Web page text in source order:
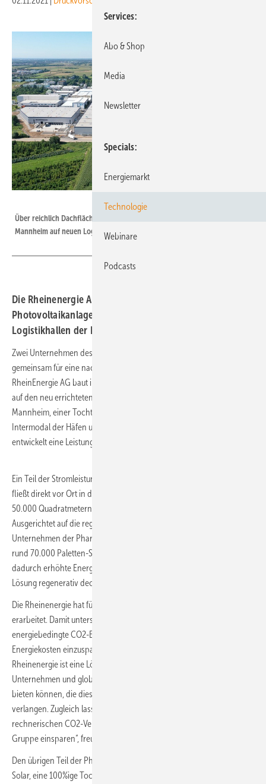
Über reichlich Dachflächen für PV-Aufdachanlagen verfügt Neska nahe
Mannheim auf neuen Logistikhallen.
Die Rheinenergie AG baut ihre bisher größte Aufdach-
Photovoltaikanlage auf den neu errichteten
Logistikhallen der Neska in Ladenburg bei Mannheim.
Zwei Unternehmen des Stadtwerke Köln Konzerns setzen sich
gemeinsam für eine nachhaltige Energieversorgung ein: Die
RheinEnergie AG baut ihre bisher größte Aufdach-Photovoltaikanlage
auf den neu errichteten Logistikhallen der Neska in Ladenburg bei
Mannheim, einer Tochter des Geschäftsbereichs Logistics and
Intermodal der Häfen und Güterverkehr Köln AG (HGK). Die Anlage
entwickelt eine Leistung von rund vier Megawatt Spitzenleistung (MW).
Ein Teil der Stromleistung (ca. 750 kW) aus der Photovoltaikanlage
fließt direkt vor Ort in das moderne Multi-User-Logistikzentrum mit
50.000 Quadratmetern Nutzfläche, das von der Neska betrieben wird.
Ausgerichtet auf die regionale Kundenstruktur mit vielen
Unternehmen der Pharma- und Chemie-Industrie, wird bei vielen der
rund 70.000 Paletten-Stellplätze eine Kühlung angeboten. Der
dadurch erhöhte Energiebedarf lässt sich aufgrund der Photovoltaik-
Lösung regenerativ decken.
Die Rheinenergie hat für das Projekt ein umfassendes Energiekonzept
erarbeitet. Damit unterstützt der Energieversorger die Neska dabei,
energiebedingte CO2-Emissionen zu senken und gleichzeitig
Energiekosten einzusparen. „Gemeinsam mit unserem Partner
Rheinenergie ist eine Lösung entstanden, durch die wir regionalen
Unternehmen und globalen Partnern genau den nachhaltigen Service
bieten können, die diese für Ihre Leistungen benötigen und
verlangen. Zugleich lassen sich so etwa zehn Prozent des
rechnerischen CO2-Verbrauchs der Logistik-Infrastruktur der Neska-
Gruppe einsparen“, freut sich Neska-Geschäftsführer Jan Zeese.
Den übrigen Teil der Photovoltaikanlage betreibt die Rheinenergie
Solar, eine 100%ige Tochter der Rheinenergie. Der dabei erzeugte
Services
Abo & Shop
Media
Newsletter
Specials
Energiemarkt
Technologie
Webinare
Podcasts